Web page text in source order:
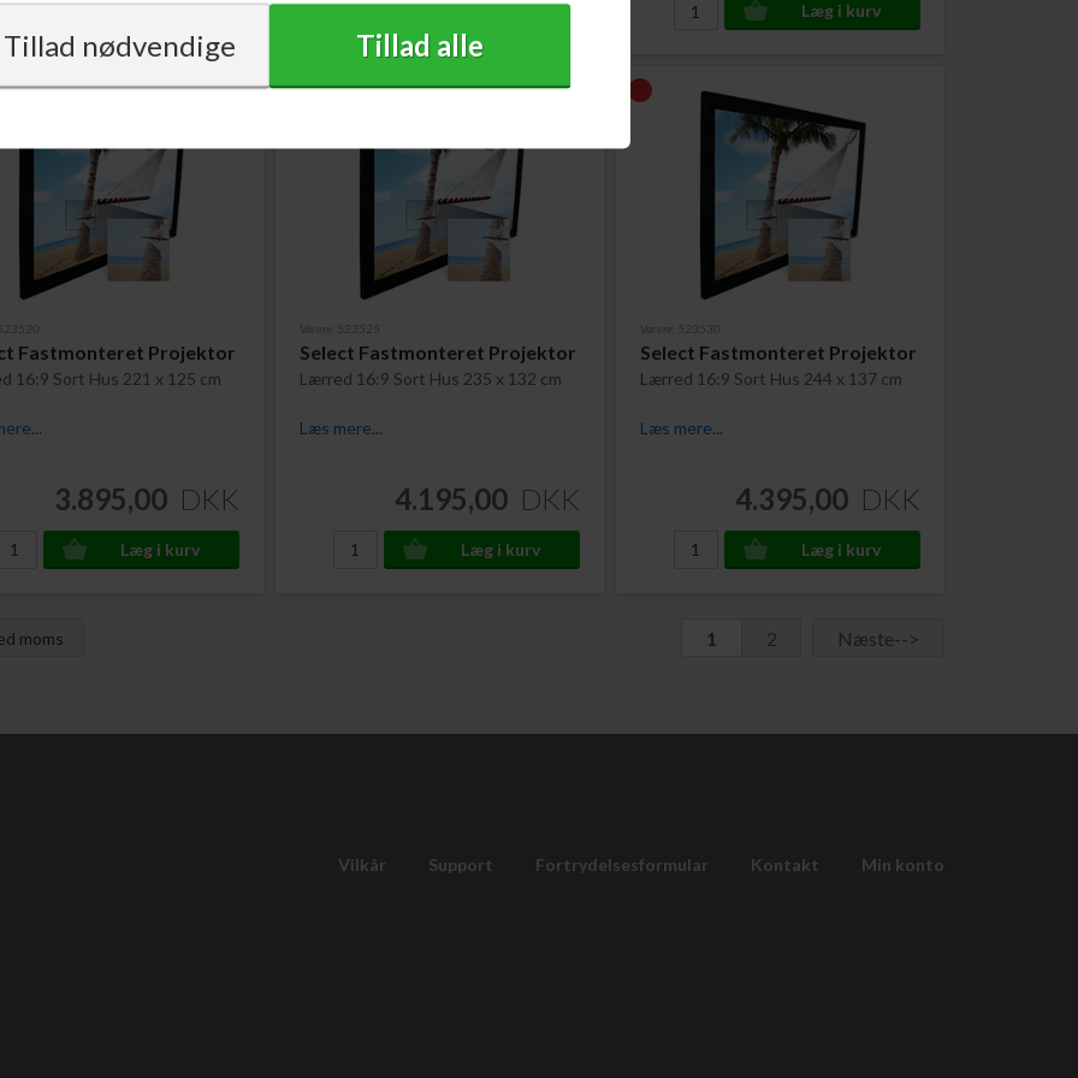
Fastmonteret Projektor
16:9 Sort Hus 221 x 125 cm
3.895,00 DKK
Varenr. 523525
Select Fastmonteret Projektor
Lærred 16:9 Sort Hus 235 x 132 cm
Læs mere...
4.195,00 DKK
Varenr. 523530
Select Fastmonteret Projektor
Lærred 16:9 Sort Hus 244 x 137 cm
Læs mere...
4.395,00 DKK
moms 1 2 Næste-->
Vilkår Support Fortrydelsesformular Kontakt Min konto